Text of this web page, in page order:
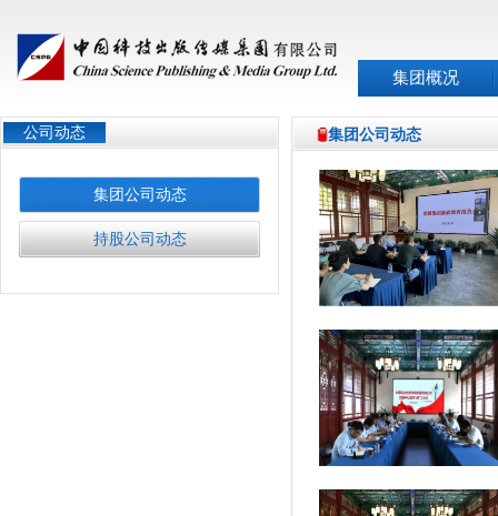
集团概况
公司动态
集团公司动态
持股公司动态
集团公司动态